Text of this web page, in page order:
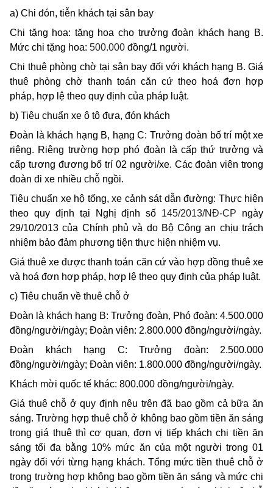
a) Chi đón, tiễn khách tại sân bay
Chi tặng hoa: tặng hoa cho trưởng đoàn khách hạng B.
Mức chi tặng hoa: 500.000 đồng/1 người.
Chi thuê phòng chờ tại sân bay đối với khách hạng B. Giá
thuê phòng chờ thanh toán căn cứ theo hoá đơn hợp
pháp, hợp lệ theo quy định của pháp luật.
b) Tiêu chuẩn xe ô tô đưa, đón khách
Đoàn là khách hạng B, hạng C: Trưởng đoàn bố trí một xe
riêng. Riêng trường hợp phó đoàn là cấp thứ trưởng và
cấp tương đương bố trí 02 người/xe. Các đoàn viên trong
đoàn đi xe nhiều chỗ ngồi.
Tiêu chuẩn xe hộ tống, xe cảnh sát dẫn đường: Thực hiện
theo quy định tại Nghị định số 145/2013/NĐ-CP ngày
29/10/2013 của Chính phủ và do Bộ Công an chịu trách
nhiệm bảo đảm phương tiện thực hiện nhiệm vụ.
Giá thuê xe được thanh toán căn cứ vào hợp đồng thuê xe
và hoá đơn hợp pháp, hợp lệ theo quy định của pháp luật.
c) Tiêu chuẩn về thuê chỗ ở
Đoàn là khách hạng B: Trưởng đoàn, Phó đoàn: 4.500.000
đồng/người/ngày; Đoàn viên: 2.800.000 đồng/người/ngày.
Đoàn khách hạng C: Trưởng đoàn: 2.500.000
đồng/người/ngày; Đoàn viên: 1.800.000 đồng/người/ngày.
Khách mời quốc tế khác: 800.000 đồng/người/ngày.
Giá thuê chỗ ở quy định nêu trên đã bao gồm cả bữa ăn
sáng. Trường hợp thuê chỗ ở không bao gồm tiền ăn sáng
trong giá thuê thì cơ quan, đơn vị tiếp khách chi tiền ăn
sáng tối đa bằng 10% mức ăn của một người trong 01
ngày đối với từng hạng khách. Tổng mức tiền thuê chỗ ở
trong trường hợp không bao gồm tiền ăn sáng và mức chi